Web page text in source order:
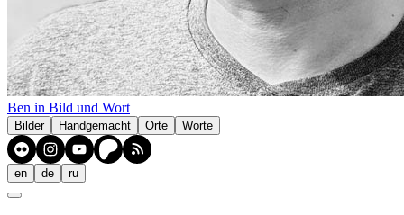
Ben in Bild und Wort
Bilder Handgemacht Orte Worte
en de ru